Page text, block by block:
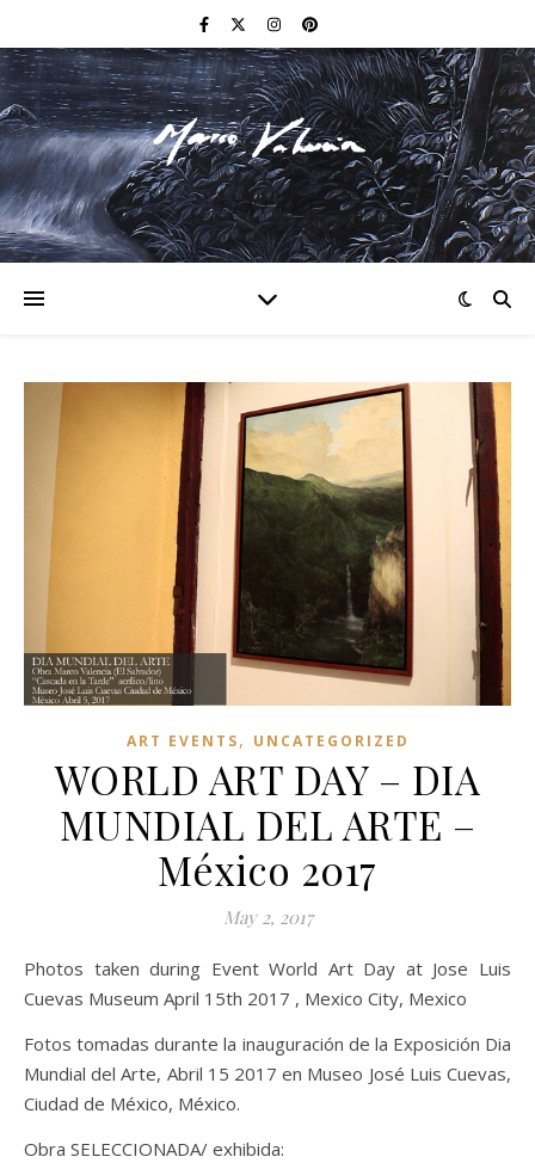
F I N E A R T
ART EVENTS, UNCATEGORIZED
WORLD ART DAY – DIA
MUNDIAL DEL ARTE –
México 2017
May 2, 2017
Photos taken during Event World Art Day at Jose Luis
Cuevas Museum April 15th 2017 , Mexico City, Mexico
Fotos tomadas durante la inauguración de la Exposición Dia
Mundial del Arte, Abril 15 2017 en Museo José Luis Cuevas,
Ciudad de México, México.
Obra SELECCIONADA/ exhibida: